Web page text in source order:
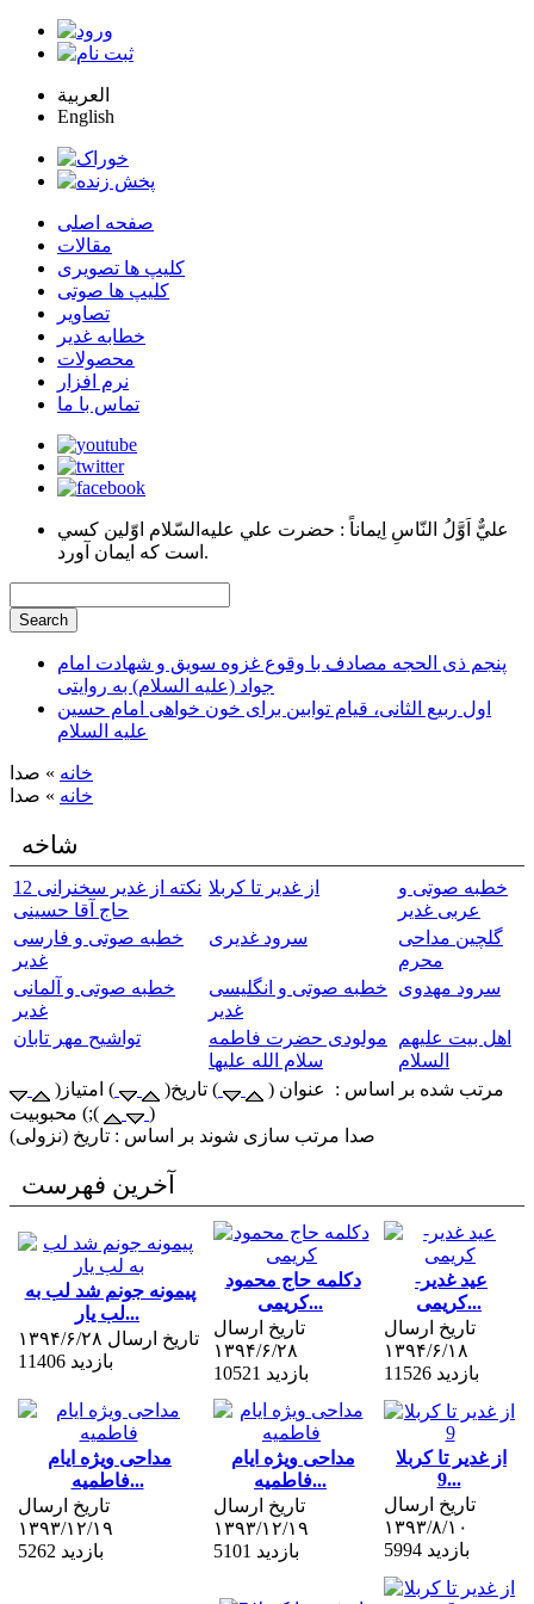
العربية
English
صفحه اصلی
مقالات
کلیپ ها تصویری
کلیپ ها صوتی
تصاویر
خطابه غدیر
محصولات
نرم افزار
تماس با ما
عليٌّ اَوَّلُ النّاسِ اِيماناً : حضرت علي عليه‌السّلام اوّلين كسي
است كه ايمان آورد.
پنجم ذی الحجه مصادف با وقوع غزوه سویق و شهادت امام
جواد (علیه السلام) به روایتی
اول ربیع الثانی، قیام توابین برای خون خواهی امام حسین
علیه السلام
خانه » صدا
خانه » صدا
شاخه
12 نکته از غدیر سخنرانی
حاج آقا حسینی
از غدیر تا کربلا
خطبه صوتی و
عربی غدیر
خطبه صوتی و فارسی
غدیر
سرود غدیری
گلچین مداحی
محرم
خطبه صوتی و آلمانی
غدیر
خطبه صوتی و انگلیسی
غدیر
سرود مهدوی
تواشیح مهر تابان
مولودی حضرت فاطمه
سلام الله علیها
اهل بیت علیهم
السلام
مرتب شده بر اساس : عنوان (
) تاریخ(
) امتیاز(
) محبوبیت;(
)
صدا مرتب سازی شوند بر اساس : تاریخ (نزولی)
آخرین فهرست
پیمونه جونم شد لب به
لب یار...
تاریخ ارسال ۱۳۹۴/۶/۲۸
11406 بازدید
دکلمه حاج محمود
کریمی...
تاریخ ارسال
۱۳۹۴/۶/۲۸
10521 بازدید
عید غدیر-
کریمی...
تاریخ ارسال
۱۳۹۴/۶/۱۸
11526 بازدید
مداحی ویژه ایام
فاطمیه...
تاریخ ارسال
۱۳۹۳/۱۲/۱۹
5262 بازدید
مداحی ویژه ایام
فاطمیه...
تاریخ ارسال
۱۳۹۳/۱۲/۱۹
5101 بازدید
از غدیر تا کربلا
9...
تاریخ ارسال
۱۳۹۳/۸/۱۰
5994 بازدید